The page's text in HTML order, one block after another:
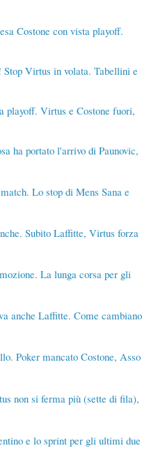
Costone con vista playoff.
Virtus in volata. Tabellini e
playoff. Virtus e Costone fuori,
ha portato l'arrivo di Paunovic,
Lo stop di Mens Sana e
Subito Laffitte, Virtus forza
La lunga corsa per gli
anche Laffitte. Come cambiano
Poker mancato Costone, Asso
non si ferma più (sette di fila),
e lo sprint per gli ultimi due